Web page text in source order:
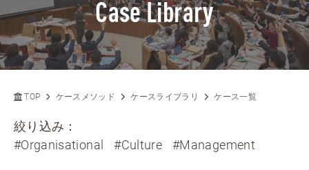
Case Library
TOP ケースメソッド ケースライブラリ ケース一覧
絞り込み：
#Organisational
#Culture #Management